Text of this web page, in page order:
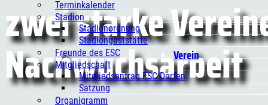
Verein
Terminkalender
Stadion
Stadionordnung
Stadiongaststätte
Freunde des ESC
Mitgliedschaft
Mitgliedsantrag ESC Dorfen
Satzung
Organigramm
zwei starke
Nachwuchsarbeit